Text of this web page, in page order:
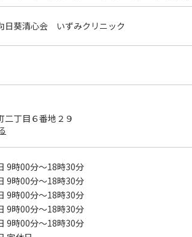
葵清心会 いずみクリニック
二丁目６番地２９
9時00分～18時30分
9時00分～18時30分
9時00分～18時30分
9時00分～18時30分
9時00分～18時30分